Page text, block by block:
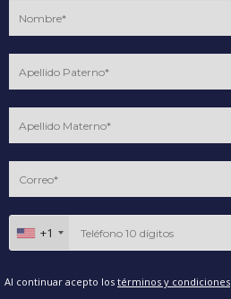
+1
Al continuar acepto los términos y condiciones